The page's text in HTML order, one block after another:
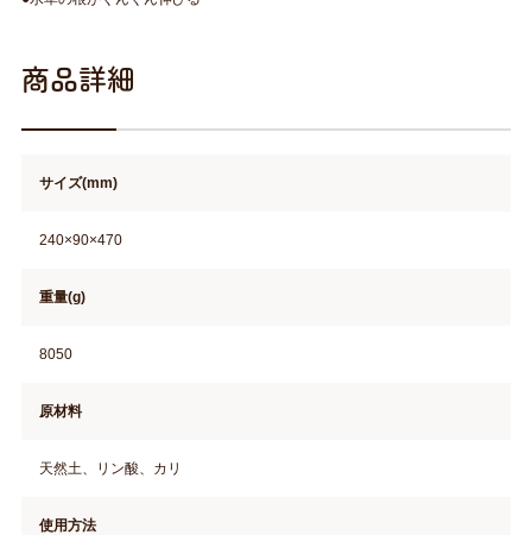
商品詳細
サイズ(mm)
240×90×470
重量(g)
8050
原材料
天然土、リン酸、カリ
使用方法